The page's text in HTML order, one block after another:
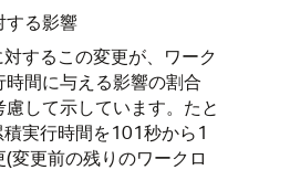
する影響
するこの変更が、ワーク
時間に与える影響の割合
して示しています。たと
積実行時間を101秒から1
変更前の残りのワークロ